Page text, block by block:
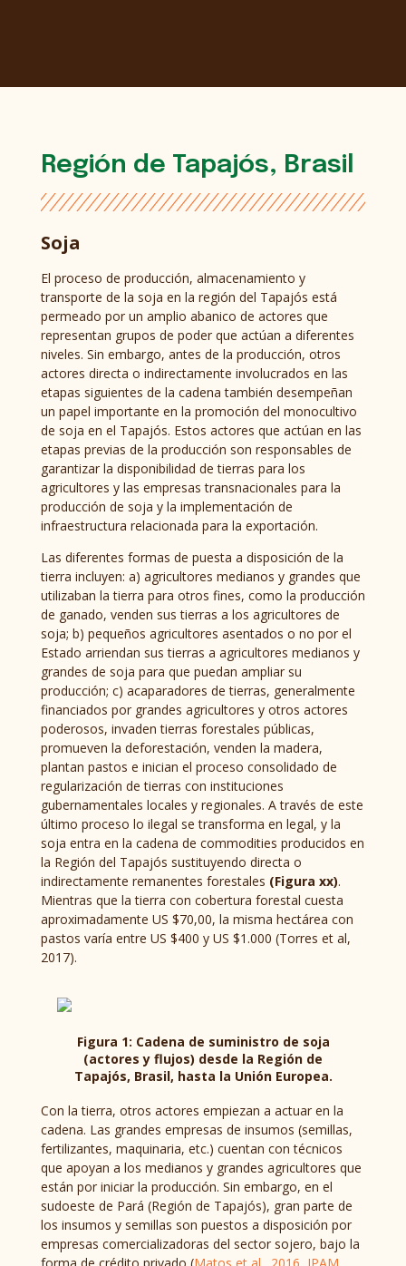
Región de Tapajós, Brasil
Soja
El proceso de producción, almacenamiento y
transporte de la soja en la región del Tapajós está
permeado por un amplio abanico de actores que
representan grupos de poder que actúan a diferentes
niveles. Sin embargo, antes de la producción, otros
actores directa o indirectamente involucrados en las
etapas siguientes de la cadena también desempeñan
un papel importante en la promoción del monocultivo
de soja en el Tapajós. Estos actores que actúan en las
etapas previas de la producción son responsables de
garantizar la disponibilidad de tierras para los
agricultores y las empresas transnacionales para la
producción de soja y la implementación de
infraestructura relacionada para la exportación.
Las diferentes formas de puesta a disposición de la
tierra incluyen: a) agricultores medianos y grandes que
utilizaban la tierra para otros fines, como la producción
de ganado, venden sus tierras a los agricultores de
soja; b) pequeños agricultores asentados o no por el
Estado arriendan sus tierras a agricultores medianos y
grandes de soja para que puedan ampliar su
producción; c) acaparadores de tierras, generalmente
financiados por grandes agricultores y otros actores
poderosos, invaden tierras forestales públicas,
promueven la deforestación, venden la madera,
plantan pastos e inician el proceso consolidado de
regularización de tierras con instituciones
gubernamentales locales y regionales. A través de este
último proceso lo ilegal se transforma en legal, y la
soja entra en la cadena de commodities producidos en
la Región del Tapajós sustituyendo directa o
indirectamente remanentes forestales (Figura xx).
Mientras que la tierra con cobertura forestal cuesta
aproximadamente US $70,00, la misma hectárea con
pastos varía entre US $400 y US $1.000 (Torres et al,
2017).
Figura 1: Cadena de suministro de soja
(actores y flujos) desde la Región de
Tapajós, Brasil, hasta la Unión Europea.
Con la tierra, otros actores empiezan a actuar en la
cadena. Las grandes empresas de insumos (semillas,
fertilizantes, maquinaria, etc.) cuentan con técnicos
que apoyan a los medianos y grandes agricultores que
están por iniciar la producción. Sin embargo, en el
sudoeste de Pará (Región de Tapajós), gran parte de
los insumos y semillas son puestos a disposición por
empresas comercializadoras del sector sojero, bajo la